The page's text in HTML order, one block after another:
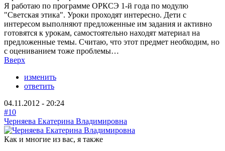
Я работаю по программе ОРКСЭ 1-й года по модулю
"Светская этика". Уроки проходят интересно. Дети с
интересом выполняют предложенные им задания и активно
готовятся к урокам, самостоятельно находят материал на
предложенные темы. Считаю, что этот предмет необходим, но
с оцениванием тоже проблемы…
Вверх
изменить
ответить
04.11.2012 - 20:24
#10
Черняева Екатерина Владимировна
Как и многие из вас, я также